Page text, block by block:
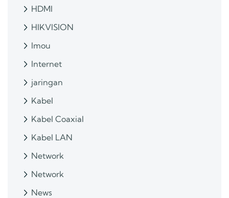
HDMI
HIKVISION
Imou
Internet
jaringan
Kabel
Kabel Coaxial
Kabel LAN
Network
Network
News